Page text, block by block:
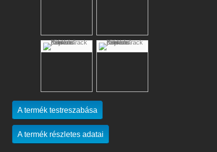
A termék testreszabása
A termék részletes adatai